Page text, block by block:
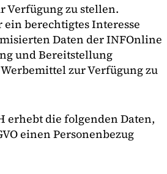
Verfügung zu stellen.
berechtigtes Interesse
Daten der INFOnline
und Bereitstellung
zur Verfügung zu
erhebt die folgenden Daten,
einen Personenbezug